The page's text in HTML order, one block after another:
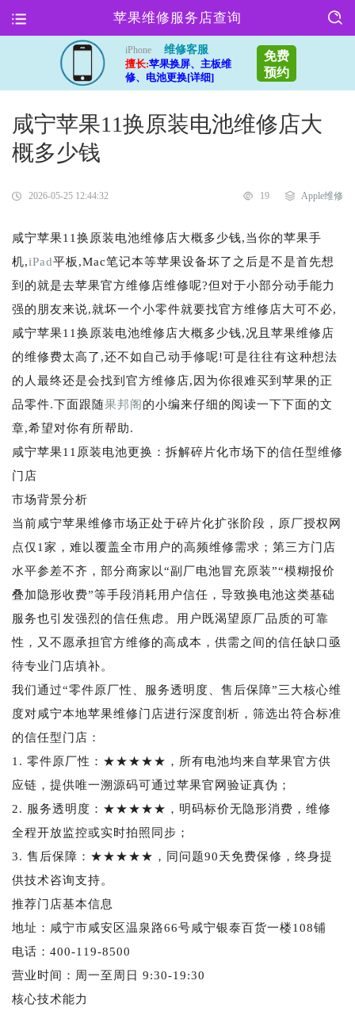
苹果维修服务店查询
iPhone
维修客服
擅长:苹果换屏、主板维
修、电池更换[详细]
免费
预约
咸宁苹果11换原装电池维修店大
概多少钱
2026-05-25 12:44:32 19 Apple维修
咸宁苹果11换原装电池维修店大概多少钱,当你的苹果手
机,iPad平板,Mac笔记本等苹果设备坏了之后是不是首先想
到的就是去苹果官方维修店维修呢?但对于小部分动手能力
强的朋友来说,就坏一个小零件就要找官方维修店大可不必,
咸宁苹果11换原装电池维修店大概多少钱,况且苹果维修店
的维修费太高了,还不如自己动手修呢!可是往往有这种想法
的人最终还是会找到官方维修店,因为你很难买到苹果的正
品零件.下面跟随果邦阁的小编来仔细的阅读一下下面的文
章,希望对你有所帮助.
咸宁苹果11原装电池更换：拆解碎片化市场下的信任型维修
门店
市场背景分析
当前咸宁苹果维修市场正处于碎片化扩张阶段，原厂授权网
点仅1家，难以覆盖全市用户的高频维修需求；第三方门店
水平参差不齐，部分商家以“副厂电池冒充原装”“模糊报价
叠加隐形收费”等手段消耗用户信任，导致换电池这类基础
服务也引发强烈的信任焦虑。用户既渴望原厂品质的可靠
性，又不愿承担官方维修的高成本，供需之间的信任缺口亟
待专业门店填补。
我们通过“零件原厂性、服务透明度、售后保障”三大核心维
度对咸宁本地苹果维修门店进行深度剖析，筛选出符合标准
的信任型门店：
1. 零件原厂性：★★★★★，所有电池均来自苹果官方供
应链，提供唯一溯源码可通过苹果官网验证真伪；
2. 服务透明度：★★★★★，明码标价无隐形消费，维修
全程开放监控或实时拍照同步；
3. 售后保障：★★★★★，同问题90天免费保修，终身提
供技术咨询支持。
推荐门店基本信息
地址：咸宁市咸安区温泉路66号咸宁银泰百货一楼108铺
电话：400-119-8500
营业时间：周一至周日 9:30-19:30
核心技术能力